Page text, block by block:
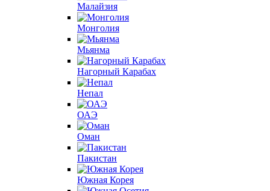
Малайзия
Монголия
Мьянма
Нагорный Карабах
Непал
ОАЭ
Оман
Пакистан
Южная Корея